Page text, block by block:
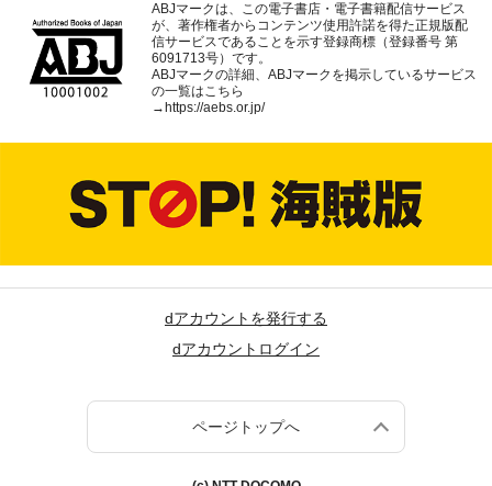
ABJマークは、この電子書店・電子書籍配信サービス
が、著作権者からコンテンツ使用許諾を得た正規版配
信サービスであることを示す登録商標（登録番号 第
6091713号）です。
ABJマークの詳細、ABJマークを掲示しているサービス
の一覧はこちら
→ https://aebs.or.jp/
dアカウントを発行する
dアカウントログイン
ページトップへ